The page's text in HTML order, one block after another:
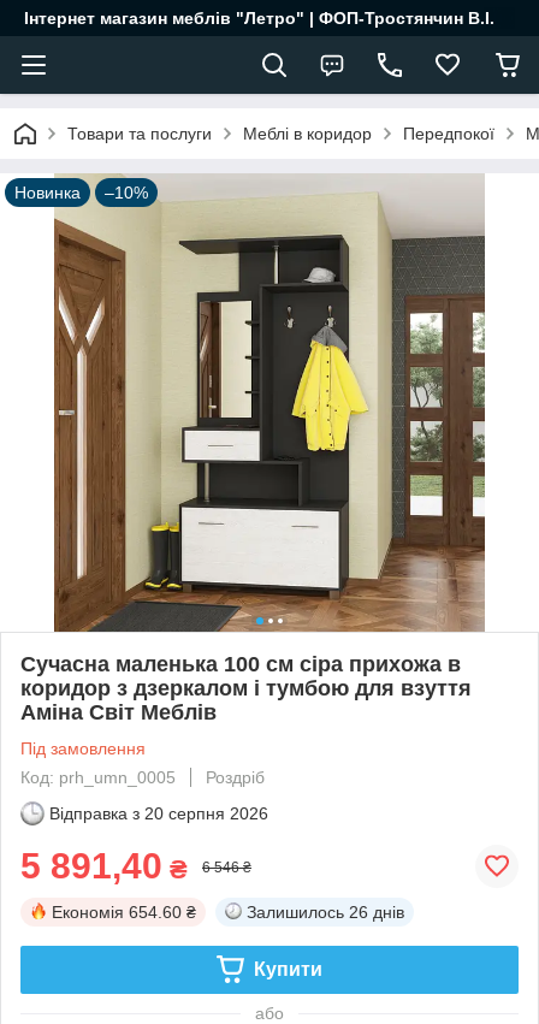
Інтернет магазин меблів "Летро" | ФОП-Тростянчин В.І.
Товари та послуги Меблі в коридор Передпокої
Новинка –10%
Сучасна маленька 100 см сіра прихожа в
коридор з дзеркалом і тумбою для взуття
Аміна Світ Меблів
Під замовлення
Код: prh_umn_0005
Роздріб
Відправка з 20 серпня 2026
5 891,40 ₴ 6 546 ₴
Економія 654.60 ₴ Залишилось 26 днів
Купити
або